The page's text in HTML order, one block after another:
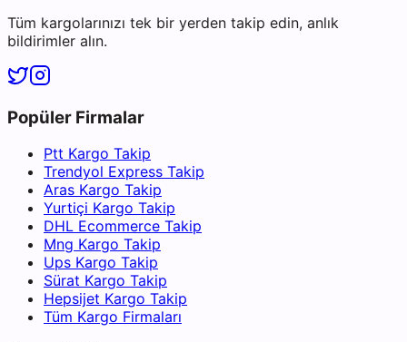
Tüm kargolarınızı tek bir yerden takip edin, anlık
bildirimler alın.
Popüler Firmalar
Ptt Kargo Takip
Trendyol Express Takip
Aras Kargo Takip
Yurtiçi Kargo Takip
DHL Ecommerce Takip
Mng Kargo Takip
Ups Kargo Takip
Sürat Kargo Takip
Hepsijet Kargo Takip
Tüm Kargo Firmaları